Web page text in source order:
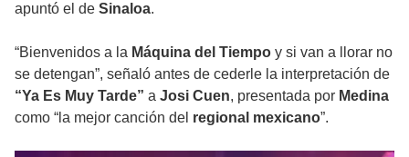
apuntó el de Sinaloa.
“Bienvenidos a la Máquina del Tiempo y si van a llorar no
se detengan”, señaló antes de cederle la interpretación de
“Ya Es Muy Tarde” a Josi Cuen, presentada por Medina
como “la mejor canción del regional mexicano”.